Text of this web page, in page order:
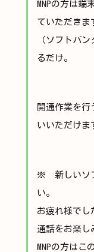
MNPの方は端
ていただきま
（ソフトバ
るだけ。
開通作業を行
いいただけま
※ 新しいソ
い。
お疲れ様でし
通話をお楽し
MNPの方は